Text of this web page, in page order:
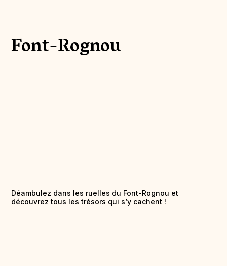
Font-Rognou
Déambulez dans les ruelles du Font-Rognou et
découvrez tous les trésors qui s’y cachent !